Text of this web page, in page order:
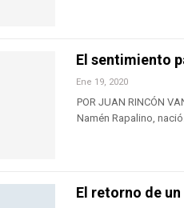
El sentimiento
Ene 19, 2020
POR JUAN RINCÓN
Namén Rapalino,
El retorno de un